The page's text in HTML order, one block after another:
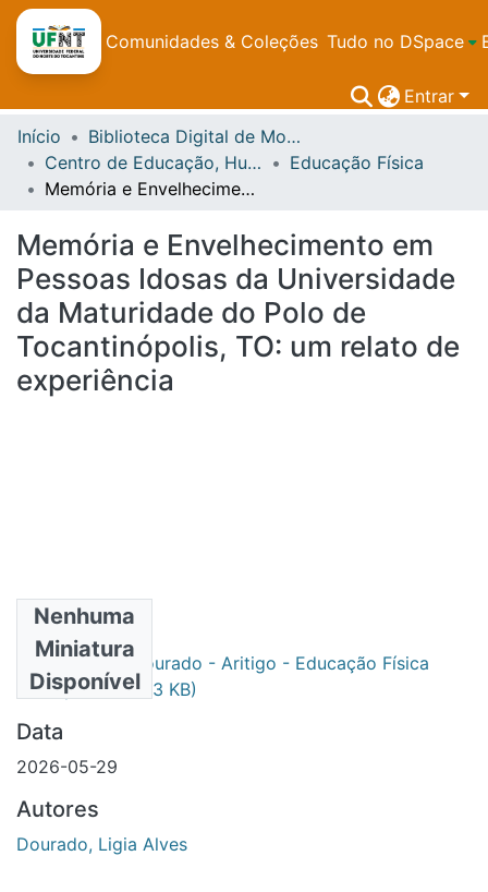
Comunidades & Coleções Tudo no DSpace
Entrar
Início
Biblioteca Digital de Monografias de graduação
Centro de Educação, Humanidades e Saúde - CEHS
Educação Física
Memória e Envelhecimento em Pessoas Idosas da Universidade da Maturidade do Polo de Tocantinópolis, TO: um relato de experiência
Memória e Envelhecimento em
Pessoas Idosas da Universidade
da Maturidade do Polo de
Tocantinópolis, TO: um relato de
experiência
Nenhuma
Miniatura
Disponível
Arquivos
Ligia Dourado - Aritigo - Educação Física
2025.pdf(908.93 KB)
Data
2026-05-29
Autores
Dourado, Ligia Alves